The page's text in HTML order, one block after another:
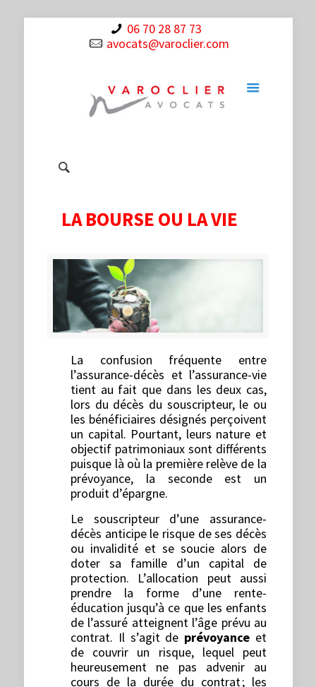
06 70 28 87 73
avocats@varoclier.com
LA BOURSE OU LA VIE
La confusion fréquente entre
l’assurance-décès et l’assurance-vie
tient au fait que dans les deux cas,
lors du décès du souscripteur, le ou
les bénéficiaires désignés perçoivent
un capital. Pourtant, leurs nature et
objectif patrimoniaux sont différents
puisque là où la première relève de la
prévoyance, la seconde est un
produit d’épargne.
Le souscripteur d’une assurance-
décès anticipe le risque de ses décès
ou invalidité et se soucie alors de
doter sa famille d’un capital de
protection. L’allocation peut aussi
prendre la forme d’une rente-
éducation jusqu’à ce que les enfants
de l’assuré atteignent l’âge prévu au
contrat. Il s’agit de prévoyance et
de couvrir un risque, lequel peut
heureusement ne pas advenir au
cours de la durée du contrat ; les